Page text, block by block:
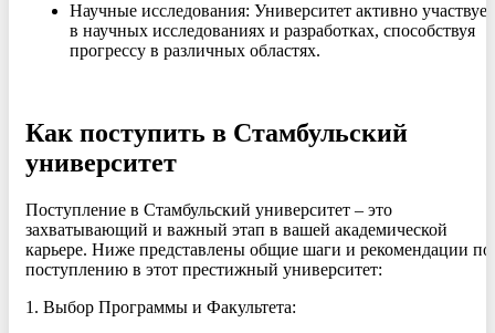
Научные исследования: Университет активно участвует
в научных исследованиях и разработках, способствуя
прогрессу в различных областях.
Как поступить в Стамбульский
университет
Поступление в Стамбульский университет – это
захватывающий и важный этап в вашей академической
карьере. Ниже представлены общие шаги и рекомендации по
поступлению в этот престижный университет:
1. Выбор Программы и Факультета: